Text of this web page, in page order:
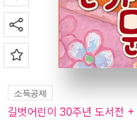
소득공제
길벗어린이 30주년 도서전 +